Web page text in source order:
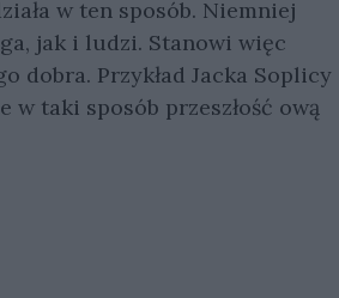
w ten sposób. Niemniej
jak i ludzi. Stanowi więc
dobra. Przykład Jacka Soplicy
w taki sposób przeszłość ową